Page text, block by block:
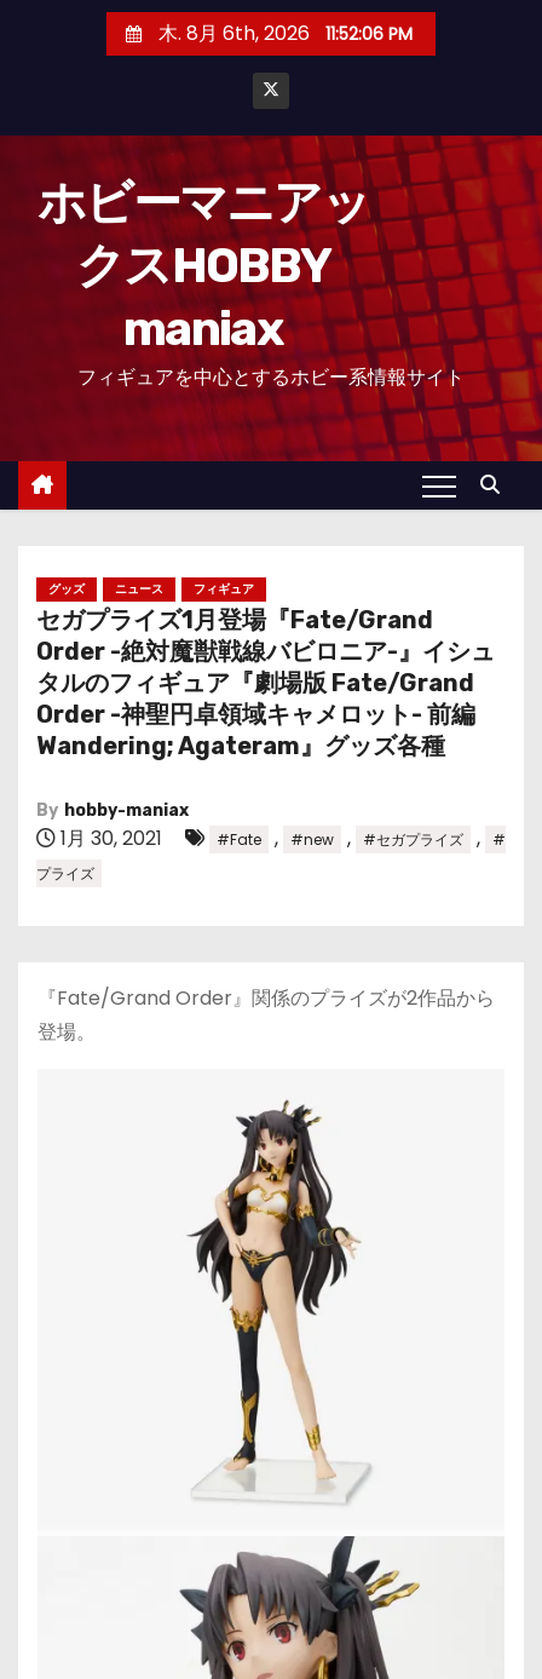
木. 8月 6th, 2026 11:52:07 PM
ホビーマニアッ
クスHOBBY
maniax
フィギュアを中心とするホビー系情報サイト
グッズ ニュース フィギュア
セガプライズ1月登場『Fate/Grand
Order -絶対魔獣戦線バビロニア-』イシュ
タルのフィギュア『劇場版 Fate/Grand
Order -神聖円卓領域キャメロット- 前編
Wandering; Agateram』グッズ各種
By hobby-maniax
1月 30, 2021 #Fate , #new , #セガプライズ ,
#
プライズ
『Fate/Grand Order』関係のプライズが2作品から
登場。